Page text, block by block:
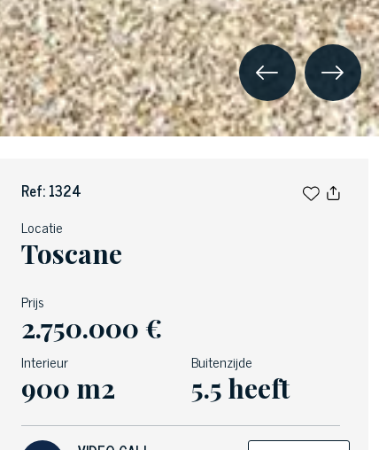
Ref: 1324
Locatie
Toscane
Prijs
2.750.000 €
Interieur
900 m2
Buitenzijde
5.5 heeft